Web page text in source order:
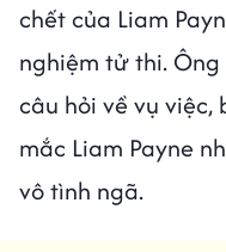
chết của Liam
nghiệm tử thi.
câu hỏi về vụ
mắc Liam Payne
vô tình ngã.